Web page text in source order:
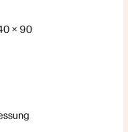
× 90